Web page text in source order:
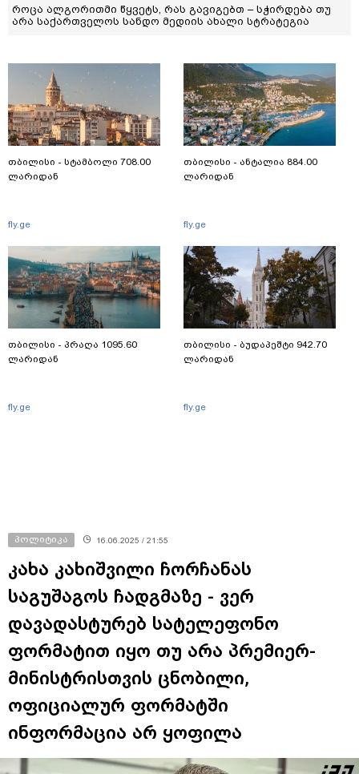
როცა ალგორითმი წყვეტს, რას გავიგებთ – სჭირდება თუ
არა საქართველოს სანდო მედიის ახალი სტრატეგია
თბილისი - სტამბოლი 708.00
ლარიდან
fly.ge
თბილისი - პრაღა 1095.60
ლარიდან
fly.ge
თბილისი - ანტალია 884.00
ლარიდან
fly.ge
თბილისი - ბუდაპეშტი 942.70
ლარიდან
fly.ge
პოლიტიკა 16.06.2025 / 21:55
კახა კახიშვილი ჩორჩანას
საგუშაგოს ჩადგმაზე - ვერ
დავადასტურებ სატელეფონო
ფორმატით იყო თუ არა პრემიერ-
მინისტრისთვის ცნობილი,
ოფიციალურ ფორმატში
ინფორმაცია არ ყოფილა